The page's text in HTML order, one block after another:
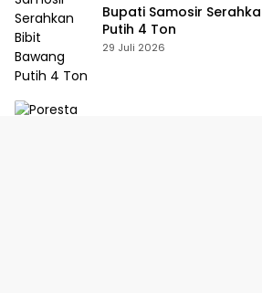
Bupati Samosir
Putih 4 Ton
29 Juli 2026